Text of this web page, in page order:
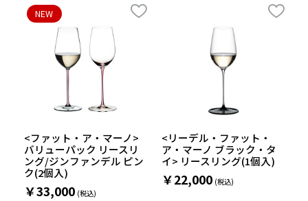
<ファット・ア・マーノ>
バリューパック リースリ
ング/ジンファンデル ピン
ク(2個入)
￥33,000
NEW
<リーデル・ファット・
ア・マーノ ブラック・タ
イ> リースリング(1個入)
￥22,000